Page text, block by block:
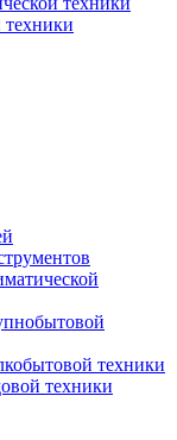
техники
техники
техники